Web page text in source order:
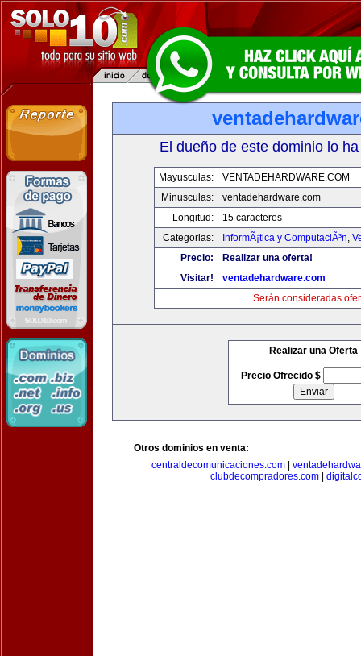
El dueño de este dominio lo
Mayusculas:
VENTADEHARDWARE.COM
Minusculas:
ventadehardware.com
Longitud:
15 caracteres
Categorias:
InformÃ¡tica y ComputaciÃ³n,
Precio:
Realizar una oferta!
Visitar!
ventadehardware.com
Serán consideradas
Realizar una Oferta
Precio Ofrecido $
Otros dominios en venta:
centraldecomunicaciones.com
clubdecompradores.com